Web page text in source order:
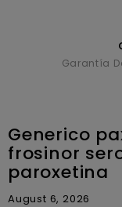
Garantía
Generico
frosinor
paroxetina
August 6, 2026